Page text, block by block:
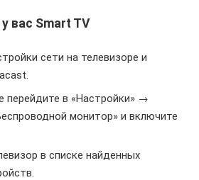
вас Smart TV
сети на телевизоре и
перейдите в «Настройки» →
монитор» и включите
в списке найденных